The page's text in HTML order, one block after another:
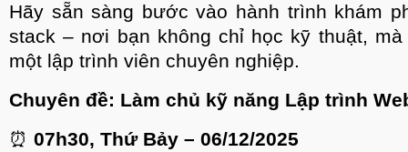
Hãy sẵn sàng bước vào hành trình khám
stack – nơi bạn không chỉ học kỹ thuật,
một lập trình viên chuyên nghiệp.
Chuyên đề: Làm chủ kỹ năng Lập trình
⏰ 07h30, Thứ Bảy – 06/12/2025